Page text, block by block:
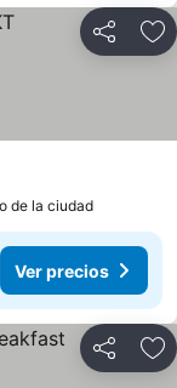
Compartir
de la ciudad
Ver precios
Compartir